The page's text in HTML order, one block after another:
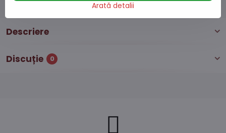
Descriere
Discuție 0
Arată detalii